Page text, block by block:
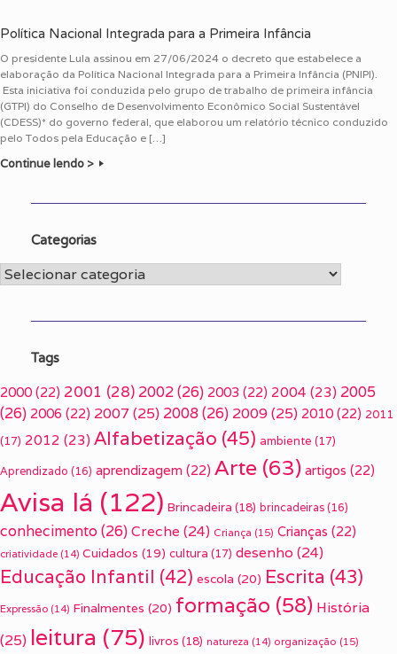
Política Nacional Integrada para a Primeira Infância
O presidente Lula assinou em 27/06/2024 o decreto que estabelece a
elaboração da Política Nacional Integrada para a Primeira Infância (PNIPI).
Esta iniciativa foi conduzida pelo grupo de trabalho de primeira infância
(GTPI) do Conselho de Desenvolvimento Econômico Social Sustentável
(CDESS)* do governo federal, que elaborou um relatório técnico conduzido
pelo Todos pela Educação e […]
Continue lendo >
Categorias
Categorias
Tags
2000 (22) 2001 (28) 2002(26) 2003 (22) 2004 (23) 2005
(26) 2006 (22) 2007 (25) 2008(26) 2009(25) 2010 (22) 2011
(17) 2012 (23) Alfabetização (45) ambiente (17)
Aprendizado (16) aprendizagem (22) Arte (63) artigos (22)
Avisa lá (122) Brincadeira (18) brincadeiras (16)
conhecimento(26) Creche (24) Criança (15) Crianças (22)
criatividade (14) Cuidados (19) cultura (17) desenho (24)
Educação Infantil (42) escola (20) Escrita (43)
Expressão (14) Finalmentes (20) formação (58) História
(25) leitura (75) livros (18) natureza (14) organização (15)